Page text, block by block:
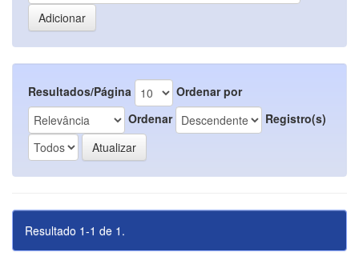
Resultados/Página
Ordenar por
Ordenar
Registro(s)
Resultado 1-1 de 1.